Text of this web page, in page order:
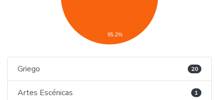
95.2%
Griego 20
Artes Escénicas 1